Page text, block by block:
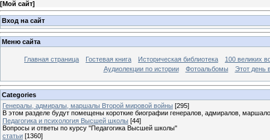
[Мой сайт]
Вход на сайт
Меню сайта
Главная страница Гостевая книга Историческая библиотека
100 великих
Аудиолекции по истории
Фотоальбомы Этот день
Categories
Генералы, адмиралы, маршалы Второй мировой войны [295]
В этом разделе будут помещены короткие биографии генералов, адмиралов,
Педагогика и психология Высшей школы [44]
Вопросы и ответы по курсу "Педагогика Высшей школы"
статьи [1360]